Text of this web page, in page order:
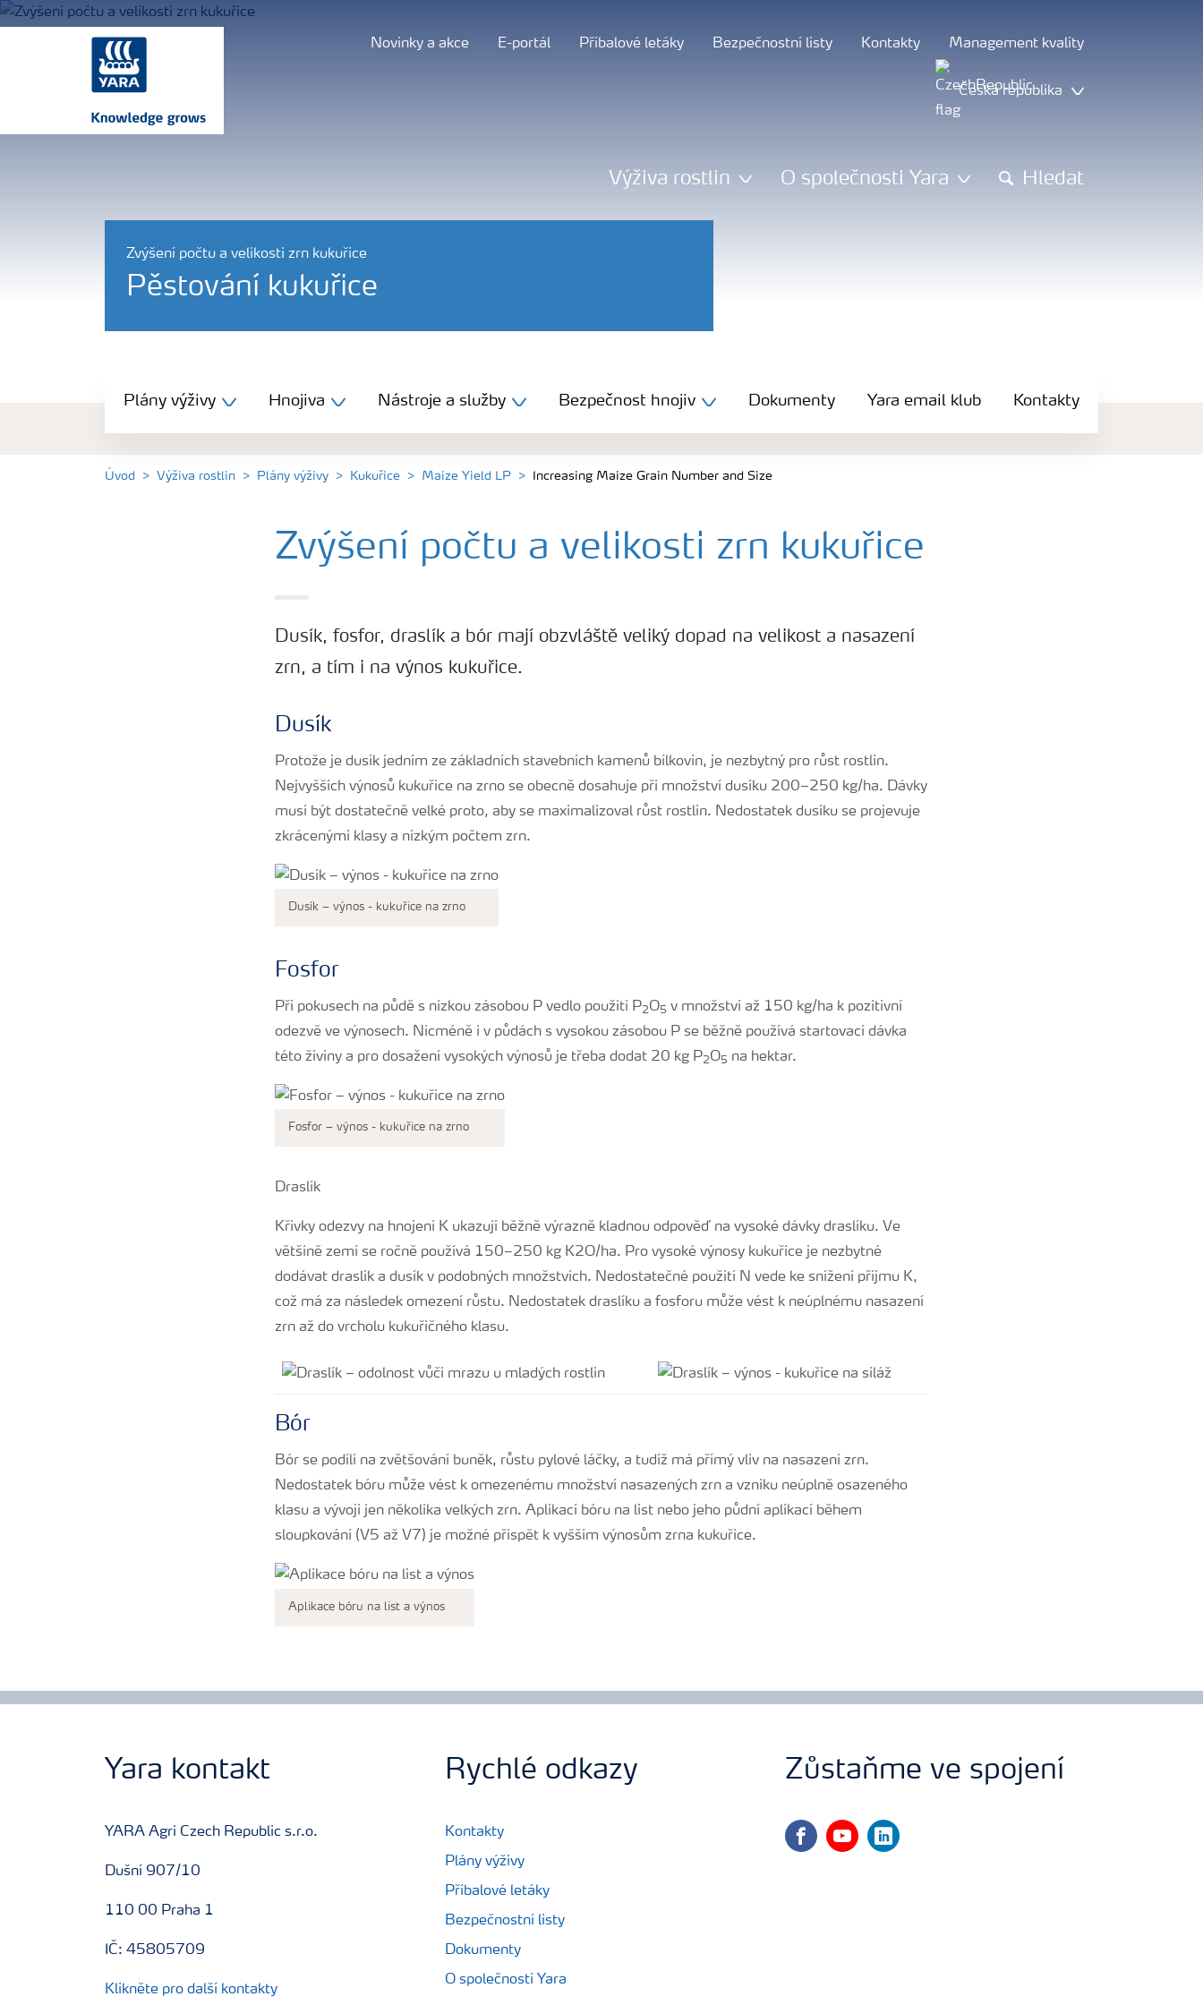
Novinky a akce E-portál Příbalové letáky Bezpečnostní listy Kontakty Management kvality
Česká republika
Výživa rostlin O společnosti Yara Hledat
Zvýšení počtu a velikosti zrn kukuřice
Pěstování kukuřice
Nástroje a služby
Plány výživy Hnojiva Nástroje a služby Bezpečnost hnojiv Dokumenty Yara email klub Kontakty
Úvod Výživa rostlin Plány výživy Kukuřice Maize Yield LP Increasing Maize Grain Number and Size
Zvýšení počtu a velikosti zrn kukuřice
Dusík, fosfor, draslík a bór mají obzvláště veliký dopad na velikost a nasazení
zrn, a tím i na výnos kukuřice.
Dusík
Protože je dusík jedním ze základních stavebních kamenů bílkovin, je nezbytný pro růst rostlin.
Nejvyšších výnosů kukuřice na zrno se obecně dosahuje při množství dusíku 200–250 kg/ha. Dávky
musí být dostatečně velké proto, aby se maximalizoval růst rostlin. Nedostatek dusíku se projevuje
zkrácenými klasy a nízkým počtem zrn.
Dusík – výnos - kukuřice na zrno
Fosfor
Při pokusech na půdě s nízkou zásobou P vedlo použití P2O5 v množství až 150 kg/ha k pozitivní
odezvě ve výnosech. Nicméně i v půdách s vysokou zásobou P se běžně používá startovací dávka
této živiny a pro dosažení vysokých výnosů je třeba dodat 20 kg P2O5 na hektar.
Fosfor – výnos - kukuřice na zrno
Draslík
Křivky odezvy na hnojení K ukazují běžně výrazně kladnou odpověď na vysoké dávky draslíku. Ve
většině zemí se ročně používá 150–250 kg K2O/ha. Pro vysoké výnosy kukuřice je nezbytné
dodávat draslík a dusík v podobných množstvích. Nedostatečné použití N vede ke snížení příjmu K,
což má za následek omezení růstu. Nedostatek draslíku a fosforu může vést k neúplnému nasazení
zrn až do vrcholu kukuřičného klasu.
Bór
Bór se podílí na zvětšování buněk, růstu pylové láčky, a tudíž má přímý vliv na nasazení zrn.
Nedostatek bóru může vést k omezenému množství nasazených zrn a vzniku neúplně osazeného
klasu a vývoji jen několika velkých zrn. Aplikací bóru na list nebo jeho půdní aplikací během
sloupkování (V5 až V7) je možné přispět k vyšším výnosům zrna kukuřice.
Aplikace bóru na list a výnos
Yara kontakt
YARA Agri Czech Republic s.r.o.
Dušní 907/10
110 00 Praha 1
IČ: 45805709
Klikněte pro další kontakty
Rychlé odkazy
Kontakty
Plány výživy
Příbalové letáky
Bezpečnostní listy
Dokumenty
O společnosti Yara
Zůstaňme ve spojení
facebookyoutubelinkedin